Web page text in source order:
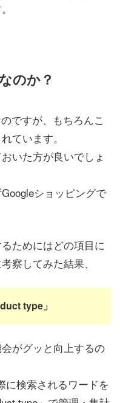
のか？
ですが、もちろんこ
ています。
いた方が良いでしょ
ショッピングで
ためにはどの項目に
察してみた結果、
type」
がグッと向上するの
に検索されるワードを